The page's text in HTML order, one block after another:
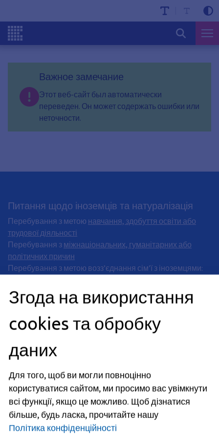
Важное замечание
Этот веб-сайт был автоматически
переведен. Он может содержать ошибки или
неточности.
Питання щодо іноземців та натуралізація
Перебування з метою навчання, здобуття освіти або
трудової діяльності
Перебування з міжнаціональних, гуманітарних або
політичних причин
Перебування з метою возз’єднання сім’ї з іноземцями:
гуманітарне перебування
Перебування з метоювозз’єднання сім’ї з громадянами
Німеччини
Декларація про зобов’язання
Набуття громадянства та законодавство про
громадянство
щодонабуття громадянства )
Адрес
Rathausplatz 1
91052 Erlangen
Згода на використання
cookies та обробку
даних
Для того, щоб ви могли повноцінно
користуватися сайтом, ми просимо вас увімкнути
всі функції, якщо це можливо. Щоб дізнатися
більше, будь ласка, прочитайте нашу
Політика конфіденційності